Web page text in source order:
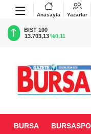
Anasayfa Yazarlar
BIST 100
13.703,13%0,11
BURSA